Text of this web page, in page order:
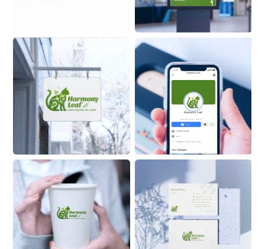
Stroy Highlights
9:41
Harmony
Leaf
Harmony
Leaf
New playground. Same kid.
2.3M Followers
Actor
See Harmony
Leaf ’s About Info
Follow
Sansan Zhang
Position
555 6999
ZhangSan@Alaskanoil.com
Alaska Oil and Energy Corp.
Lane 88, Happiness &
Prosperity Community,
Prosperous Business Street
Alaskanoil.com